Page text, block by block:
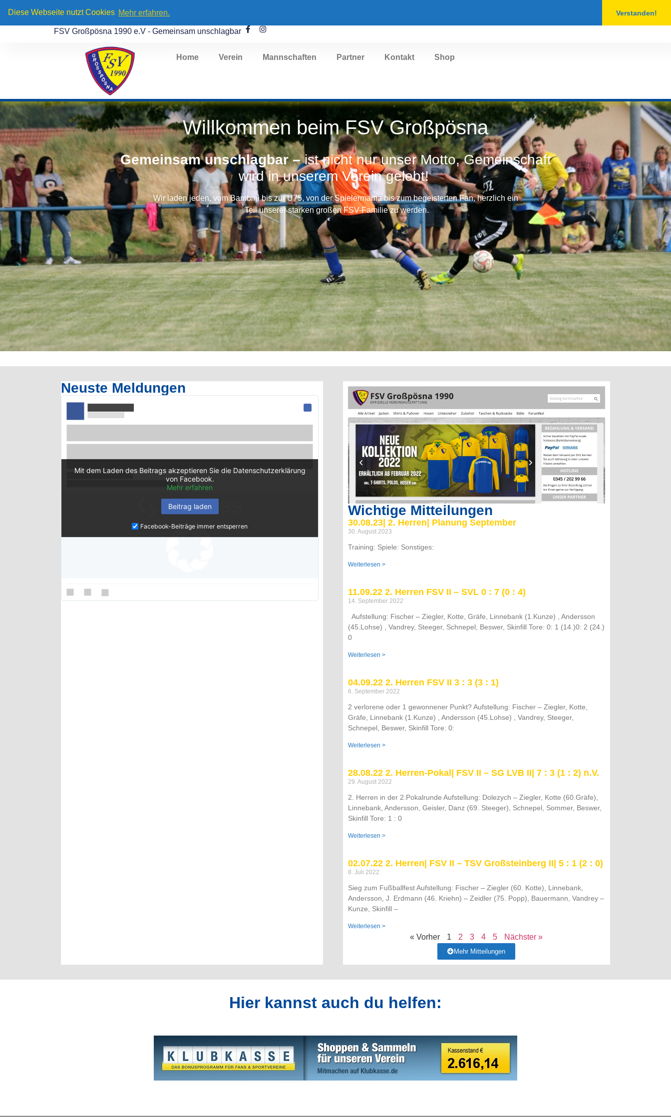
Diese Webseite nutzt Cookies Mehr erfahren. Verstanden!
FSV Großpösna 1990 e.V - Gemeinsam unschlagbar
Home Verein Mannschaften Partner Kontakt Shop
Willkommen beim FSV Großpösna
Gemeinsam unschlagbar –ist nicht nur unser Motto, Gemeinschaft
wird in unserem Verein gelebt!
Wir laden jeden, vom Bambini bis zur Ü75, von der Spielermama bis zum begeisterten Fan, herzlich ein
Teil unserer starken großen FSV-Familie zu werden.
Neuste Meldungen
Mit dem Laden des Beitrags akzeptieren Sie die Datenschutzerklärung
von Facebook.
Mehr erfahren
Beitrag laden
Facebook-Beiträge immer entsperren
Wichtige Mitteilungen
30.08.23| 2. Herren| Planung September
30. August 2023
Training: Spiele: Sonstiges:
Weiterlesen >
11.09.22 2. Herren FSV II – SVL 0 : 7 (0 : 4)
14. September 2022
Aufstellung: Fischer – Ziegler, Kotte, Gräfe, Linnebank (1.Kunze) , Andersson
(45.Lohse) , Vandrey, Steeger, Schnepel, Beswer, Skinfill Tore: 0: 1 (14.)0: 2 (24.)
0
Weiterlesen >
04.09.22 2. Herren FSV II 3 : 3 (3 : 1)
6. September 2022
2 verlorene oder 1 gewonnener Punkt? Aufstellung: Fischer – Ziegler, Kotte,
Gräfe, Linnebank (1.Kunze) , Andersson (45.Lohse) , Vandrey, Steeger,
Schnepel, Beswer, Skinfill Tore: 0:
Weiterlesen >
28.08.22 2. Herren-Pokal| FSV II – SG LVB II| 7 : 3 (1 : 2) n.V.
29. August 2022
2. Herren in der 2.Pokalrunde Aufstellung: Dolezych – Ziegler, Kotte (60.Gräfe),
Linnebank, Andersson, Geisler, Danz (69. Steeger), Schnepel, Sommer, Beswer,
Skinfill Tore: 1 : 0
Weiterlesen >
02.07.22 2. Herren| FSV II – TSV Großsteinberg II| 5 : 1 (2 : 0)
8. Juli 2022
Sieg zum Fußballfest Aufstellung: Fischer – Ziegler (60. Kotte), Linnebank,
Andersson, J. Erdmann (46. Kriehn) – Zeidler (75. Popp), Bauermann, Vandrey –
Kunze, Skinfill –
Weiterlesen >
« Vorher 1 2 3 4 5 Nächster »
Mehr Mitteilungen
Hier kannst auch du helfen: